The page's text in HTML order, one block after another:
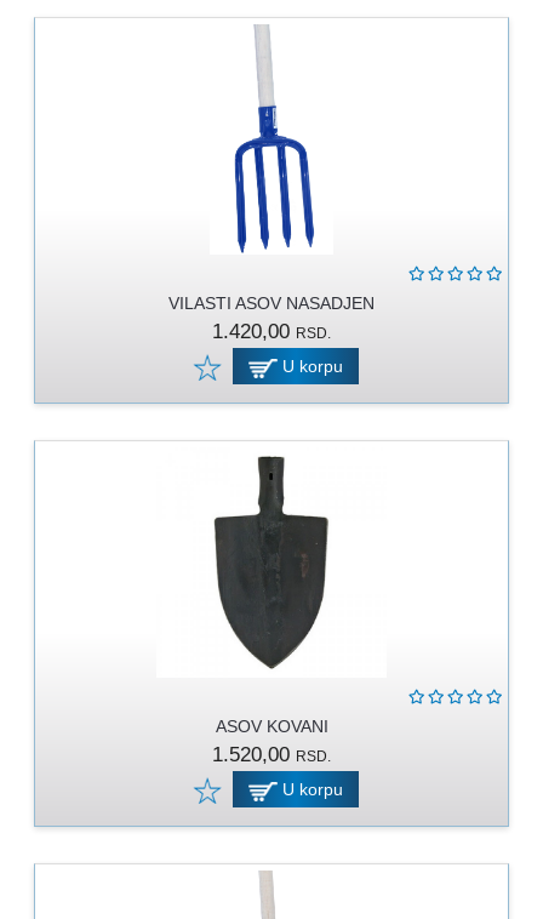
VILASTI ASOV NASADJEN
1.420,00 RSD.
U korpu
ASOV KOVANI
1.520,00 RSD.
U korpu